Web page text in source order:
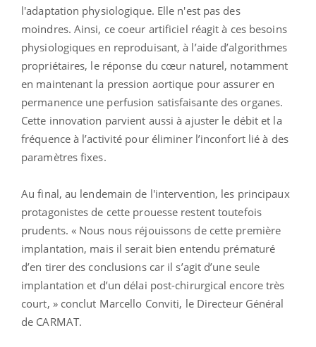
l'adaptation physiologique. Elle n'est pas des
moindres. Ainsi, ce coeur artificiel réagit à ces besoins
physiologiques en reproduisant, à l’aide d’algorithmes
propriétaires, le réponse du cœur naturel, notamment
en maintenant la pression aortique pour assurer en
permanence une perfusion satisfaisante des organes.
Cette innovation parvient aussi à ajuster le débit et la
fréquence à l’activité pour éliminer l’inconfort lié à des
paramètres fixes.
Au final, au lendemain de l'intervention, les principaux
protagonistes de cette prouesse restent toutefois
prudents. « Nous nous réjouissons de cette première
implantation, mais il serait bien entendu prématuré
d’en tirer des conclusions car il s’agit d’une seule
implantation et d’un délai post-chirurgical encore très
court, » conclut Marcello Conviti, le Directeur Général
de CARMAT.